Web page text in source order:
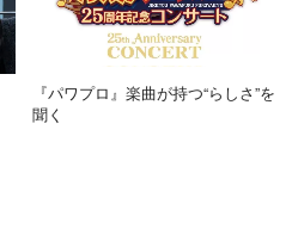
『パワプロ』楽曲が持つ“らしさ”を
聞く